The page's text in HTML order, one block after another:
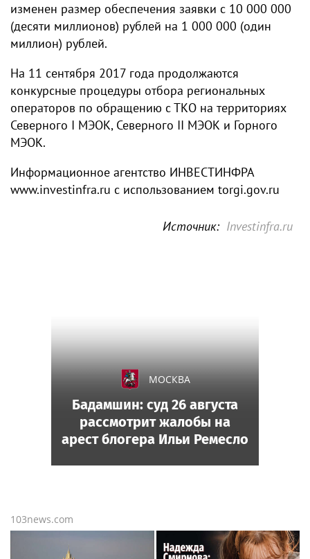
изменен размер обеспечения заявки с 10 000 000
(десяти миллионов) рублей на 1 000 000 (один
миллион) рублей.
На 11 сентября 2017 года продолжаются
конкурсные процедуры отбора региональных
операторов по обращению с ТКО на территориях
Северного I МЭОК, Северного II МЭОК и Горного
МЭОК.
Информационное агентство ИНВЕСТИНФРА
www.investinfra.ru с использованием torgi.gov.ru
Источник: Investinfra.ru
103news.com
МОСКВА
Бадамшин: суд 26 августа
рассмотрит жалобы на
арест блогера Ильи Ремесло